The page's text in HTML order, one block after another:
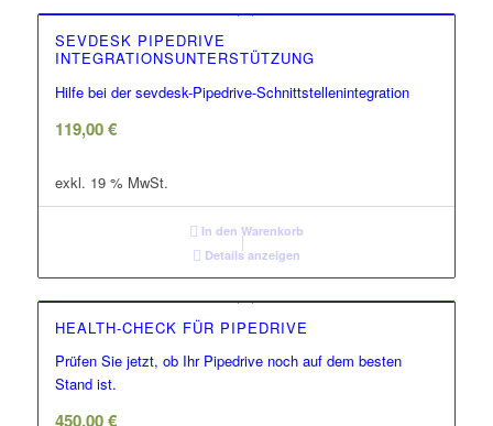
SEVDESK PIPEDRIVE
INTEGRATIONSUNTERSTÜTZUNG
Hilfe bei der sevdesk-Pipedrive-Schnittstellenintegration
119,00€
exkl. 19 % MwSt.
In den Warenkorb
Details anzeigen
HEALTH-CHECK FÜR PIPEDRIVE
Prüfen Sie jetzt, ob Ihr Pipedrive noch auf dem besten
Stand ist.
450,00€